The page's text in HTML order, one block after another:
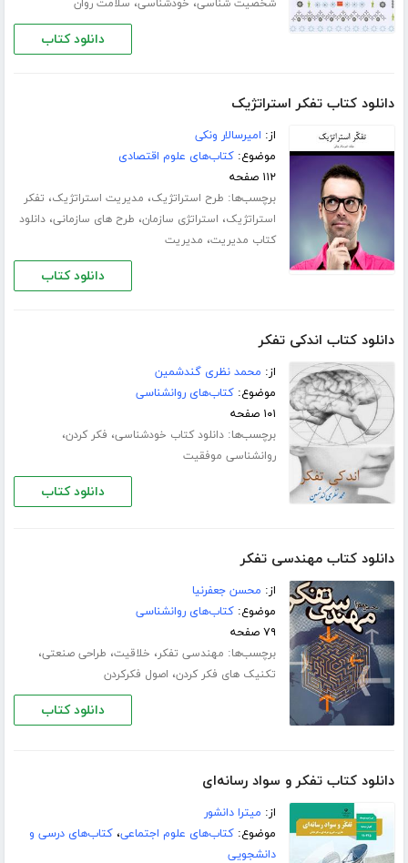
شخصیت شناسی، خودشناسی، سلامت روان
دانلود کتاب
دانلود کتاب تفکر استراتژیک
از: امیرسالار ونکی
موضوع:کتاب‌های علوم اقتصادی
۱۱۲ صفحه
برچسب‌ها: طرح استراتژیک، مدیریت استراتژیک، تفکر
استراتژیک، استراتژی سازمان، طرح های سازمانی،دانلود
کتاب مدیریت، مدیریت
دانلود کتاب
دانلود کتاب اندکی تفکر
از: محمد نظری گندشمین
موضوع:کتاب‌های روانشناسی
۱۰۱ صفحه
برچسب‌ها:دانلود کتاب خودشناسی، فکر کردن،
روانشناسی موفقیت
دانلود کتاب
دانلود کتاب مهندسی تفکر
از: محسن جعفرنیا
موضوع:کتاب‌های روانشناسی
۷۹ صفحه
برچسب‌ها: مهندسی تفکر، خلاقیت، طراحی صنعتی،
تکنیک های فکر کردن، اصول فکرکردن
دانلود کتاب
دانلود کتاب تفکر و سواد رسانه‌ای
از: میترا دانشور
موضوع:کتاب‌های علوم اجتماعی،کتاب‌های درسی و
دانشجویی